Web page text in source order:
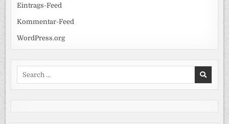
Eintrags-Feed
Kommentar-Feed
WordPress.org